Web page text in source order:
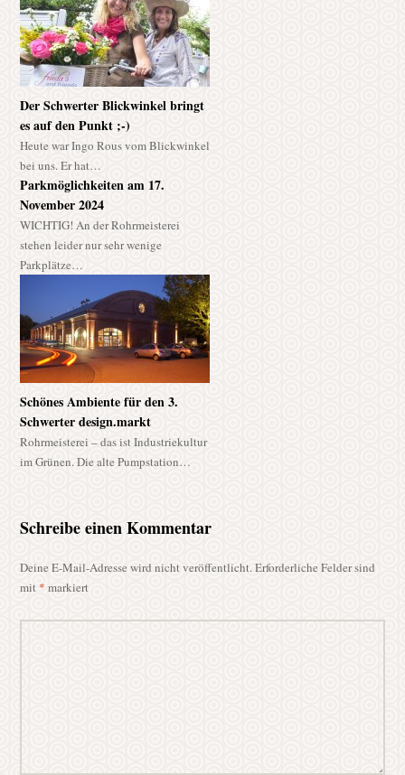
Der Schwerter Blickwinkel bringt
es auf den Punkt ;-)
Heute war Ingo Rous vom Blickwinkel
bei uns. Er hat…
Parkmöglichkeiten am 17.
November 2024
WICHTIG! An der Rohrmeisterei
stehen leider nur sehr wenige
Parkplätze…
Schönes Ambiente für den 3.
Schwerter design.markt
Rohrmeisterei – das ist Industriekultur
im Grünen. Die alte Pumpstation…
Schreibe einen Kommentar
Deine E-Mail-Adresse wird nicht veröffentlicht.Erforderliche Felder sind
mit * markiert